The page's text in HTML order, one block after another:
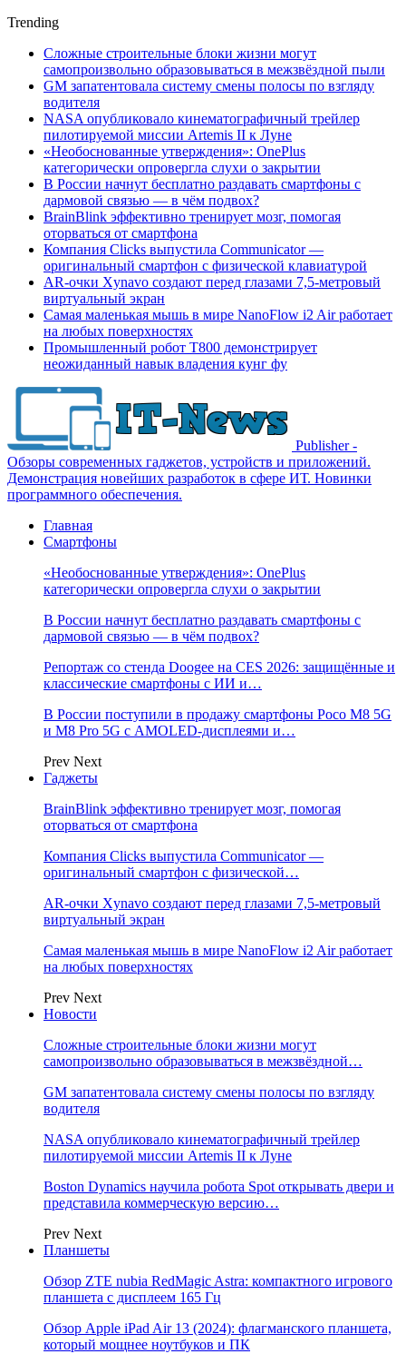
Trending
Сложные строительные блоки жизни могут
самопроизвольно образовываться в межзвёздной пыли
GM запатентовала систему смены полосы по взгляду
водителя
NASA опубликовало кинематографичный трейлер
пилотируемой миссии Artemis II к Луне
«Необоснованные утверждения»: OnePlus
категорически опровергла слухи о закрытии
В России начнут бесплатно раздавать смартфоны с
дармовой связью — в чём подвох?
BrainBlink эффективно тренирует мозг, помогая
оторваться от смартфона
Компания Clicks выпустила Communicator —
оригинальный смартфон с физической клавиатурой
AR-очки Xynavo создают перед глазами 7,5-метровый
виртуальный экран
Самая маленькая мышь в мире NanoFlow i2 Air работает
на любых поверхностях
Промышленный робот Т800 демонстрирует
неожиданный навык владения кунг фу
Publisher -
Обзоры современных гаджетов, устройств и приложений.
Демонстрация новейших разработок в сфере ИТ. Новинки
программного обеспечения.
Главная
Смартфоны
«Необоснованные утверждения»: OnePlus
категорически опровергла слухи о закрытии
В России начнут бесплатно раздавать смартфоны с
дармовой связью — в чём подвох?
Репортаж со стенда Doogee на CES 2026: защищённые и
классические смартфоны с ИИ и…
В России поступили в продажу смартфоны Poco M8 5G
и M8 Pro 5G с AMOLED-дисплеями и…
Prev Next
Гаджеты
BrainBlink эффективно тренирует мозг, помогая
оторваться от смартфона
Компания Clicks выпустила Communicator —
оригинальный смартфон с физической…
AR-очки Xynavo создают перед глазами 7,5-метровый
виртуальный экран
Самая маленькая мышь в мире NanoFlow i2 Air работает
на любых поверхностях
Prev Next
Новости
Сложные строительные блоки жизни могут
самопроизвольно образовываться в межзвёздной…
GM запатентовала систему смены полосы по взгляду
водителя
NASA опубликовало кинематографичный трейлер
пилотируемой миссии Artemis II к Луне
Boston Dynamics научила робота Spot открывать двери и
представила коммерческую версию…
Prev Next
Планшеты
Обзор ZTE nubia RedMagic Astra: компактного игрового
планшета с дисплеем 165 Гц
Обзор Apple iPad Air 13 (2024): флагманского планшета,
который мощнее ноутбуков и ПК